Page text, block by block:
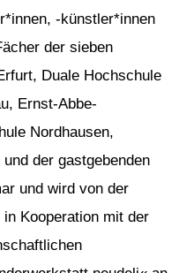
-künstler*innen
der sieben
Duale Hochschule
Ernst-Abbe-
Nordhausen,
der gastgebenden
und wird von der
Kooperation mit der